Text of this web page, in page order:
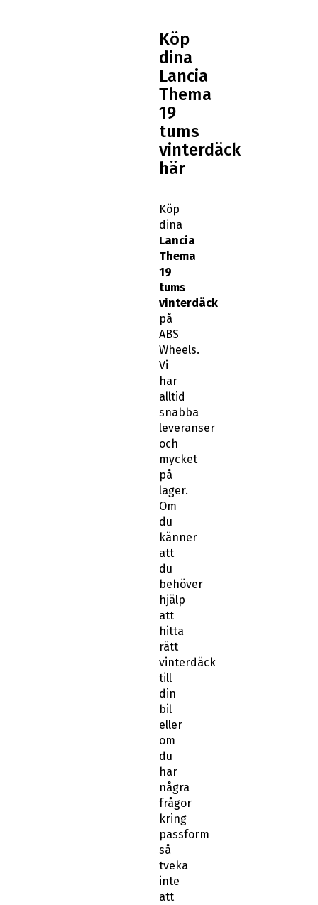
Köp
dina
Lancia
Thema
19
tums
vinterdäck
här
Köp
dina
Lancia
Thema
19
tums
vinterdäck
på
ABS
Wheels.
Vi
har
alltid
snabba
leveranser
och
mycket
på
lager.
Om
du
känner
att
du
behöver
hjälp
att
hitta
rätt
vinterdäck
till
din
bil
eller
om
du
har
några
frågor
kring
passform
så
tveka
inte
att